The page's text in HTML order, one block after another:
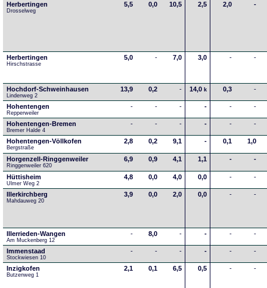
Herbertingen
Drosselweg
5,5 0,0 10,5 2,5 2,0 -
Herbertingen
Hirschstrasse
5,0 - 7,0 3,0 - -
Hochdorf-Schweinhausen
Lindenweg 2
13,9 0,2 - 14,0 k 0,3 -
Hohentengen
Repperweiler
- - - - - -
Hohentengen-Bremen
Bremer Halde 4
- - - - - -
Hohentengen-Völlkofen
Bergstraße
2,8 0,2 9,1 - 0,1 1,0
Horgenzell-Ringgenweiler
Ringgenweiler 620
6,9 0,9 4,1 1,1 - -
Hüttisheim
Ulmer Weg 2
4,8 0,0 4,0 0,0 - -
Illerkirchberg
Mahdauweg 20
3,9 0,0 2,0 0,0 - -
Illerrieden-Wangen
Am Muckenberg 12
- 8,0 - - - -
Immenstaad
Stockwiesen 10
- - - - - -
Inzigkofen
Butzenweg 1
2,1 0,1 6,5 0,5 - -